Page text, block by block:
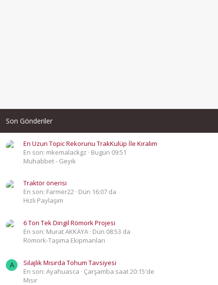
Son Gönderiler
En Uzun Topic Rekorunu TrakKulüp İle Kıralım
En son: mkemalackgz
Bugün 09:51
Muhabbet - Geyik
Traktör önerisi
En son: Farmer22 Dün 16:07 da
Hızlı Paylaşım
6 Ton Tek Dingil Römork Projesi
En son: Murat AKKAYA Dün 08:53 da
Römork-Taşıma Ekipmanları
A
Silajlık Mısırda Tohum Tavsiyesi
En son: Ayahuasca
Çarşamba saat 20:15'de
Mısır